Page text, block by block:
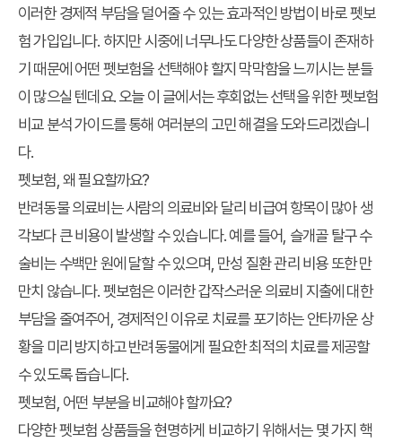
이러한 경제적 부담을 덜어줄 수 있는 효과적인 방법이 바로 펫보
험 가입입니다. 하지만 시중에 너무나도 다양한 상품들이 존재하
기 때문에 어떤 펫보험을 선택해야 할지 막막함을 느끼시는 분들
이 많으실 텐데요. 오늘 이 글에서는후회없는 선택을 위한펫보험
비교 분석가이드를 통해 여러분의 고민 해결을 도와드리겠습니
다.
펫보험, 왜 필요할까요?
반려동물 의료비는 사람의 의료비와 달리 비급여 항목이 많아 생
각보다 큰 비용이 발생할 수 있습니다. 예를 들어, 슬개골 탈구 수
술비는 수백만 원에 달할 수 있으며, 만성 질환 관리 비용 또한 만
만치 않습니다. 펫보험은 이러한 갑작스러운 의료비 지출에 대한
부담을 줄여주어, 경제적인 이유로 치료를 포기하는 안타까운 상
황을 미리 방지하고 반려동물에게 필요한 최적의 치료를 제공할
수 있도록 돕습니다.
펫보험, 어떤 부분을 비교해야 할까요?
다양한 펫보험 상품들을 현명하게 비교하기 위해서는 몇 가지 핵